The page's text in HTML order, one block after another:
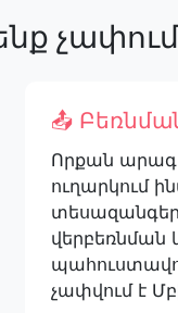
չափում
📤
Որքան արագ
ուղարկում
վերբեռնման
չափվում է